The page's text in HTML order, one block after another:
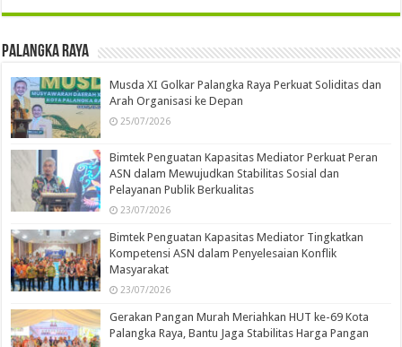
Palangka Raya
Musda XI Golkar Palangka Raya Perkuat Soliditas dan
Arah Organisasi ke Depan
25/07/2026
Bimtek Penguatan Kapasitas Mediator Perkuat Peran
ASN dalam Mewujudkan Stabilitas Sosial dan
Pelayanan Publik Berkualitas
23/07/2026
Bimtek Penguatan Kapasitas Mediator Tingkatkan
Kompetensi ASN dalam Penyelesaian Konflik
Masyarakat
23/07/2026
Gerakan Pangan Murah Meriahkan HUT ke-69 Kota
Palangka Raya, Bantu Jaga Stabilitas Harga Pangan